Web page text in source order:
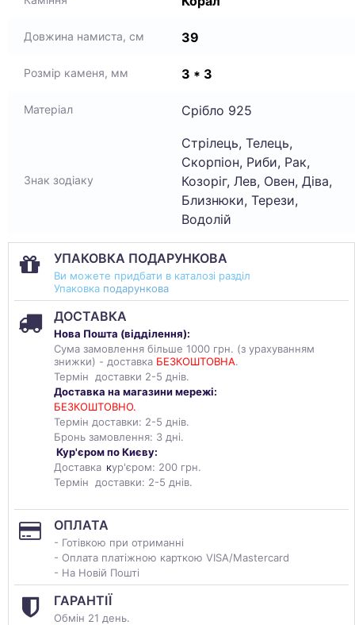
Довжина намиста, см 39
Розмір каменя, мм 3 * 3
Матеріал Срібло 925
Знак зодіаку
Стрілець, Телець,
Скорпіон, Риби, Рак,
Козоріг, Лев, Овен, Діва,
Близнюки, Терези,
Водолій
УПАКОВКА ПОДАРУНКОВА
Ви можете придбати в каталозі разділ
Упаковка подарункова
ДОСТАВКА
Нова Пошта (відділення):
Сума замовлення більше 1000 грн. (з урахуванням
знижки) - доставка БЕЗКОШТОВНА.
Термін доставки 2-5 днів.
Доставка на магазини мережі:
БЕЗКОШТОВНО.
Термін доставки: 2-5 днів.
Бронь замовлення: 3 дні.
Кур'єром по Києву:
Доставка кур'єром: 200 грн.
Термін доставки: 2-5 днів.
ОПЛАТА
- Готівкою при отриманні
- Оплата платіжною карткою VISA/Mastercard
- На Новій Пошті
ГАРАНТІЇ
Обмін 21 день.